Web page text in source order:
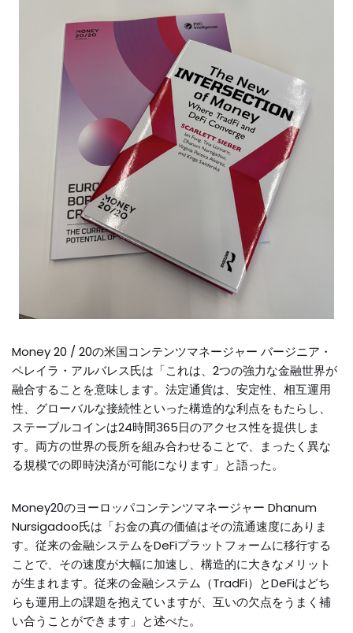
Money 20 / 20の米国コンテンツマネージャー バージニア・
ペレイラ・アルバレス氏は「これは、2つの強力な金融世界が
融合することを意味します。法定通貨は、安定性、相互運用
性、グローバルな接続性といった構造的な利点をもたらし、
ステーブルコインは24時間365日のアクセス性を提供しま
す。両方の世界の長所を組み合わせることで、まったく異な
る規模での即時決済が可能になります」と語った。
Money20のヨーロッパコンテンツマネージャー Dhanum
Nursigadoo氏は「お金の真の価値はその流通速度にありま
す。従来の金融システムをDeFiプラットフォームに移行する
ことで、その速度が大幅に加速し、構造的に大きなメリット
が生まれます。従来の金融システム（TradFi）とDeFiはどち
らも運用上の課題を抱えていますが、互いの欠点をうまく補
い合うことができます」と述べた。